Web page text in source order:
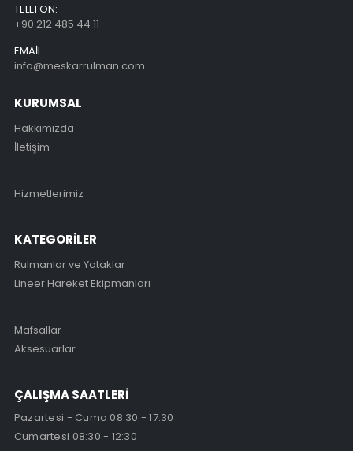
TELEFON:
+90 212 485 44 11
EMAIL:
info@meskarrulman.com
KURUMSAL
Hakkımızda
İletişim
Hizmetlerimiz
KATEGORİLER
Rulmanlar ve Yataklar
Lineer Hareket Ekipmanları
Mafsallar
Aksesuarlar
ÇALIŞMA SAATLERİ
Pazartesi - Cuma 08:30 - 17:30
Cumartesi 08:30 - 12:30